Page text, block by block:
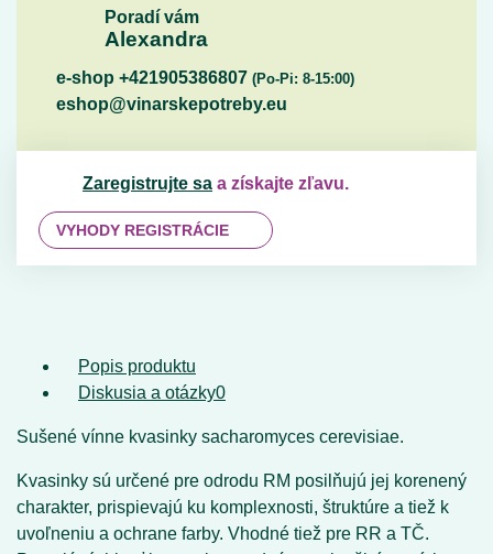
Poradí vám
Alexandra
e-shop +421905386807 (Po-Pi: 8-15:00)
eshop@vinarskepotreby.eu
Zaregistrujte sa a získajte zľavu.
VYHODY REGISTRÁCIE
Popis produktu
Diskusia a otázky0
Sušené vínne kvasinky sacharomyces cerevisiae.
Kvasinky sú určené pre odrodu RM posilňujú jej korenený
charakter, prispievajú ku komplexnosti, štruktúre a tiež k
uvoľneniu a ochrane farby. Vhodné tiež pre RR a TČ.